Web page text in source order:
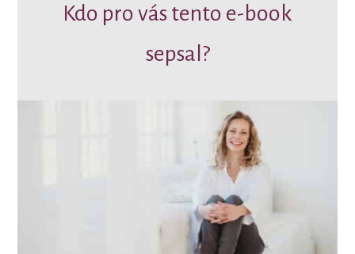
Kdo pro vás tento e-book
sepsal?